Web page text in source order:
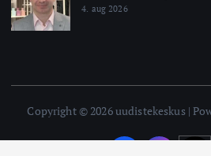
4. aug 2026
Copyright © 2026 uudistekeskus |